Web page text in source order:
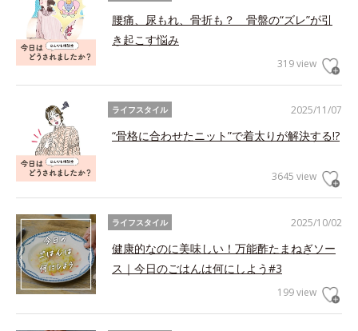
腰痛、尿もれ、骨折も？ 骨盤の“ズレ”が引
き起こす悩み
319 view
2025/11/07
ライフスタイル
“骨格に合わせたニット”で着太りが解決する!?
3645 view
2025/10/02
ライフスタイル
健康的なのに美味しい！万能酢たまねぎソー
ス｜今日のごはんは何にしよう#3
199 view